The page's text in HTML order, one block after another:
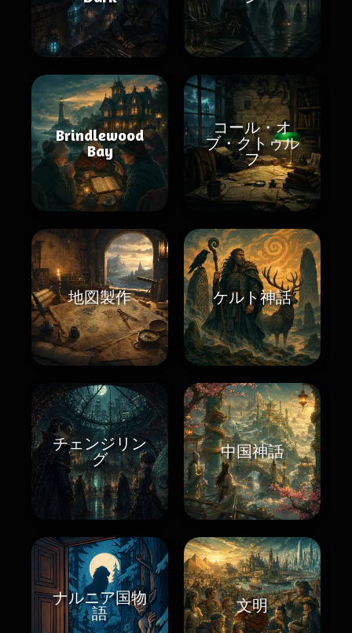
Brindlewood
Bay
コール・オ
ブ・クトゥル
フ
地図製作 ケルト神話
チェンジリン
グ
中国神話
ナルニア国物
語
文明